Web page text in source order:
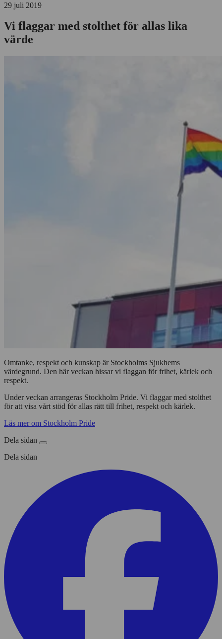
29 juli 2019
Vi flaggar med stolthet för allas lika
värde
Omtanke, respekt och kunskap är Stockholms Sjukhems
värdegrund. Den här veckan hissar vi flaggan för frihet, kärlek och
respekt.
Under veckan arrangeras Stockholm Pride. Vi flaggar med stolthet
för att visa vårt stöd för allas rätt till frihet, respekt och kärlek.
Läs mer om Stockholm Pride
Dela sidan
Dela sidan